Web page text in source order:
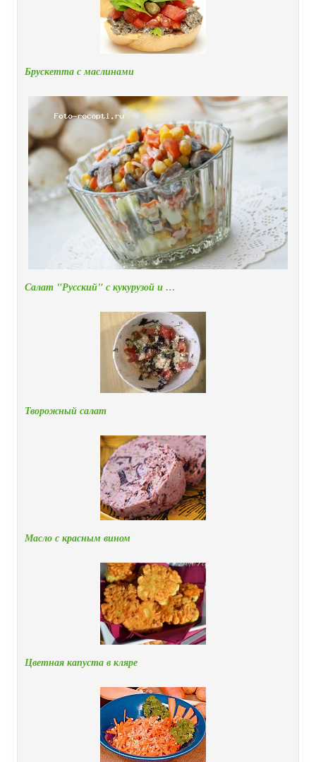
Брускетта с маслинами
Салат "Русский" с кукурузой и …
Творожный салат
Масло с красным вином
Цветная капуста в кляре